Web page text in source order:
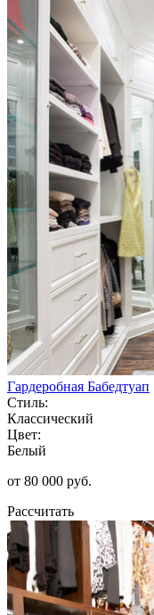
Гардеробная Бабедтуап
Стиль:
Классический
Цвет:
Белый
от 80 000 руб.
Рассчитать